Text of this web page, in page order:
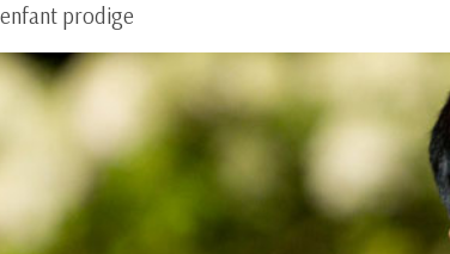
prodige